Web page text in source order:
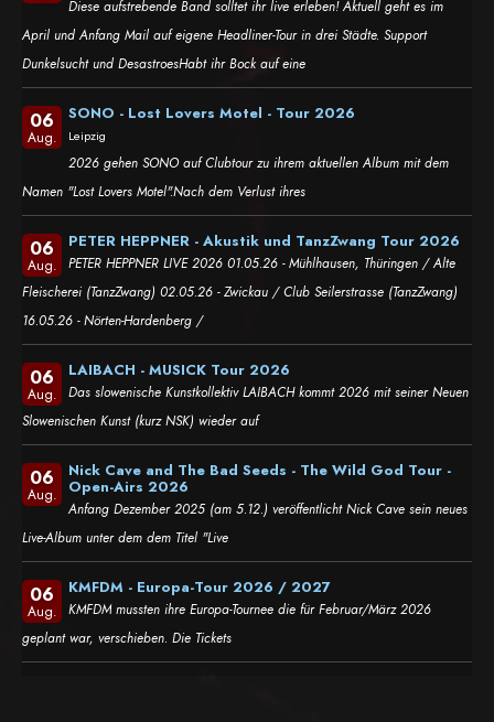
Diese aufstrebende Band solltet ihr live erleben! Aktuell geht es im
April und Anfang Mail auf eigene Headliner-Tour in drei Städte. Support
Dunkelsucht und DesastroesHabt ihr Bock auf eine
06
Aug.
SONO - Lost Lovers Motel - Tour 2026
Leipzig
2026 gehen SONO auf Clubtour zu ihrem aktuellen Album mit dem
Namen "Lost Lovers Motel".Nach dem Verlust ihres
06
Aug.
PETER HEPPNER - Akustik und TanzZwang Tour 2026
PETER HEPPNER LIVE 2026 01.05.26 - Mühlhausen, Thüringen / Alte
Fleischerei (TanzZwang) 02.05.26 - Zwickau / Club Seilerstrasse (TanzZwang)
16.05.26 - Nörten-Hardenberg /
06
Aug.
LAIBACH - MUSICK Tour 2026
Das slowenische Kunstkollektiv LAIBACH kommt 2026 mit seiner Neuen
Slowenischen Kunst (kurz NSK) wieder auf
06
Aug.
Nick Cave and The Bad Seeds - The Wild God Tour -
Open-Airs 2026
Anfang Dezember 2025 (am 5.12.) veröffentlicht Nick Cave sein neues
Live-Album unter dem dem Titel "Live
06
Aug.
KMFDM - Europa-Tour 2026 / 2027
KMFDM mussten ihre Europa-Tournee die für Februar/März 2026
geplant war, verschieben. Die Tickets